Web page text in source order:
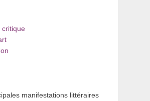
critique
manifestations littéraires